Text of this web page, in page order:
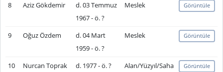
8 Aziz Gökdemir
d. 03 Temmuz
1967 - ö. ?
Meslek Görüntüle
9 Oğuz Özdem
d. 04 Mart
1959 - ö. ?
Meslek Görüntüle
10 Nurcan Toprak d. 1977 - ö. ? Alan/Yüzyıl/Saha Görüntüle